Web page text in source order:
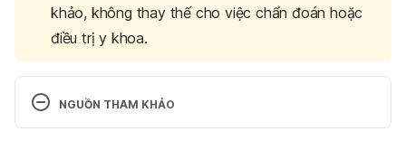
khảo, không thay thế cho việc chẩn đoán hoặc
điều trị y khoa.
NGUỒN THAM KHẢO